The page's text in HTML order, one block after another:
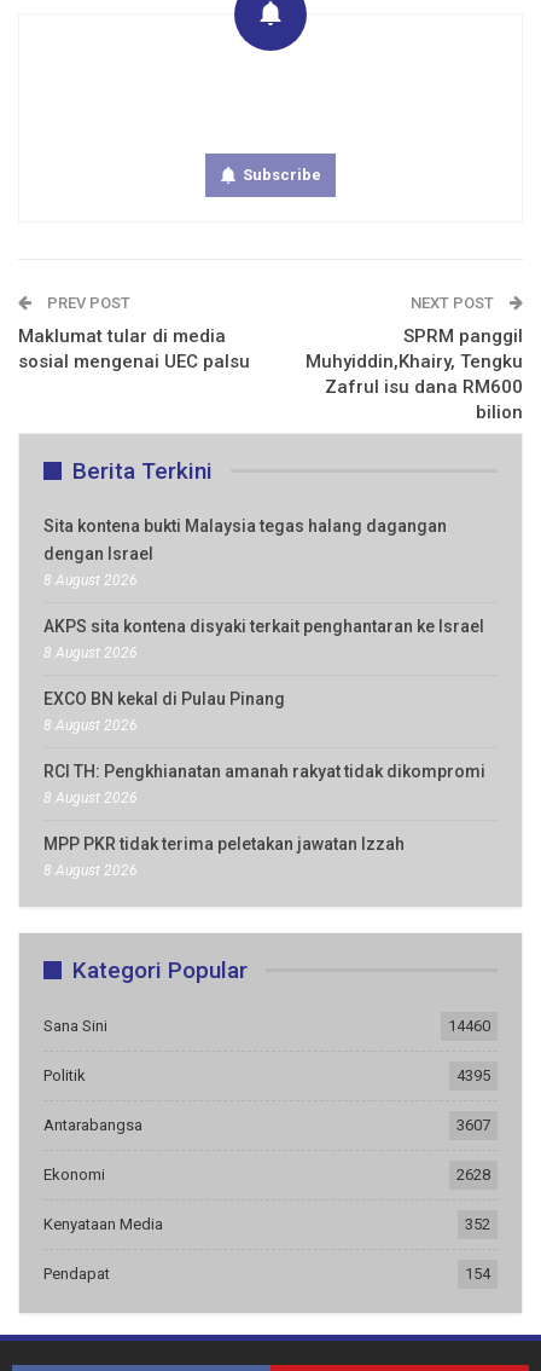
Subscribe
PREV POST
Maklumat tular di media
sosial mengenai UEC palsu
NEXT POST
SPRM panggil
Muhyiddin,Khairy, Tengku
Zafrul isu dana RM600
bilion
Berita Terkini
Sita kontena bukti Malaysia tegas halang dagangan
dengan Israel
8 August 2026
AKPS sita kontena disyaki terkait penghantaran ke Israel
8 August 2026
EXCO BN kekal di Pulau Pinang
8 August 2026
RCI TH: Pengkhianatan amanah rakyat tidak dikompromi
8 August 2026
MPP PKR tidak terima peletakan jawatan Izzah
8 August 2026
Kategori Popular
Sana Sini 14460
Politik 4395
Antarabangsa 3607
Ekonomi 2628
Kenyataan Media 352
Pendapat 154